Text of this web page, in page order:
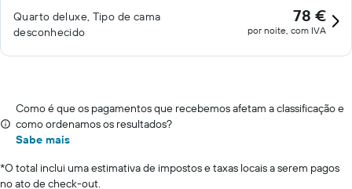
Quarto deluxe, Tipo de cama
desconhecido
78 €
por noite, com IVA
Como é que os pagamentos que recebemos afetam a classificação e
como ordenamos os resultados?
Sabe mais
*O total inclui uma estimativa de impostos e taxas locais a serem pagos
no ato de check-out.